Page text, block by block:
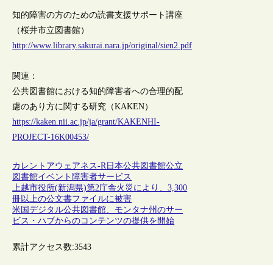
知的障害の方のための読書支援サポート講座
（桜井市立図書館）
http://www.library.sakurai.nara.jp/original/sien2.pdf
関連：
公共図書館における知的障害者への合理的配
慮のあり方に関する研究（KAKEN）
https://kaken.nii.ac.jp/ja/grant/KAKENHI-
PROJECT-16K00453/
カレントアウェアネス-R 日本公共図書館公立
図書館イベント 障害者サービス
上越市役所(新潟県)第2庁舎火災により、3,300
冊以上の公文書ファイルに被害
米国デジタル公共図書館、モンタナ州のサー
ビス・ハブからのコンテンツの提供を開始
累計アクセス数:3543